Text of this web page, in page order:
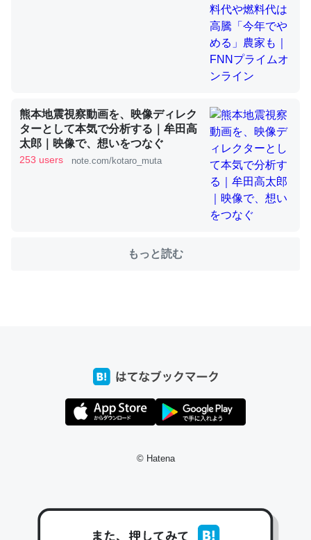
─ニュース :: 【研究発表】昆虫学の大問題＝「昆虫はなぜ海にいな
ウチもEchoを実家に置いて４年。でたまに覗いてる。ぼ
ちぼちRingも置こうかと画策中。あと、Googleマップで
位置情報を共有してる。電池残量や充電中かが分かるので
これ見て生きてるなって分かる。
─たまにLINEするくらいだった遠方の父67歳と僕。ITツール導入で
コミュニケーションが劇的に変化した｜tayorini by LIFULL介護
コミュニケーションが劇的に変化した｜tayorini by LIFULL介護
私も3年前ぐらいに祖母の家に設置した。ポケットWifiみ
https://toyoshi.hatenablog.com/entry/2019/05/15/1805
熊本地震視察動画を、映像ディレク
ターとして本気で分析する｜牟田高
太郎｜映像で、想いをつなぐ
253 users note.com/kotaro_muta
もっと読む
© Hatena